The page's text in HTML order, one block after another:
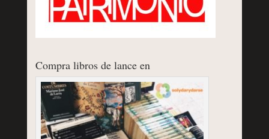
Compra libros de lance en